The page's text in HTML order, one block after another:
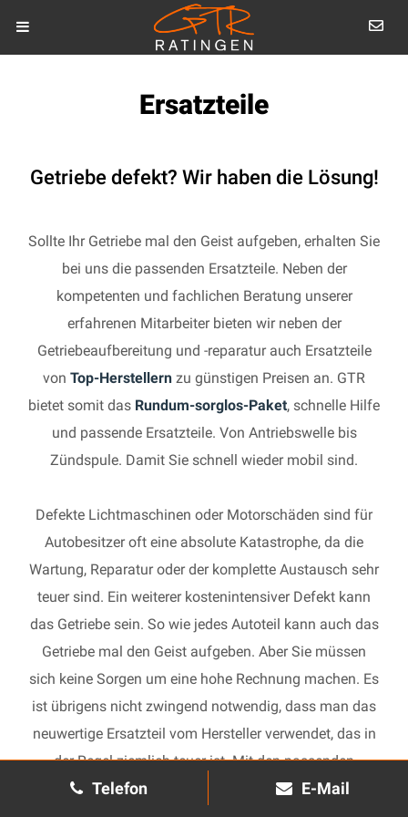
Telefon E-Mail
Ersatzteile
Getriebe defekt? Wir haben die Lösung!
Sollte Ihr Getriebe mal den Geist aufgeben, erhalten Sie
bei uns die passenden Ersatzteile. Neben der
kompetenten und fachlichen Beratung unserer
erfahrenen Mitarbeiter bieten wir neben der
Getriebeaufbereitung und -reparatur auch Ersatzteile
von Top-Herstellern zu günstigen Preisen an. GTR
bietet somit das Rundum-sorglos-Paket, schnelle Hilfe
und passende Ersatzteile. Von Antriebswelle bis
Zündspule. Damit Sie schnell wieder mobil sind.
Defekte Lichtmaschinen oder Motorschäden sind für
Autobesitzer oft eine absolute Katastrophe, da die
Wartung, Reparatur oder der komplette Austausch sehr
teuer sind. Ein weiterer kostenintensiver Defekt kann
das Getriebe sein. So wie jedes Autoteil kann auch das
Getriebe mal den Geist aufgeben. Aber Sie müssen
sich keine Sorgen um eine hohe Rechnung machen. Es
ist übrigens nicht zwingend notwendig, dass man das
neuwertige Ersatzteil vom Hersteller verwendet, das in
der Regel ziemlich teuer ist. Mit den passenden
Ersatzteilen kann jedes gebrauchte Getriebe schnell